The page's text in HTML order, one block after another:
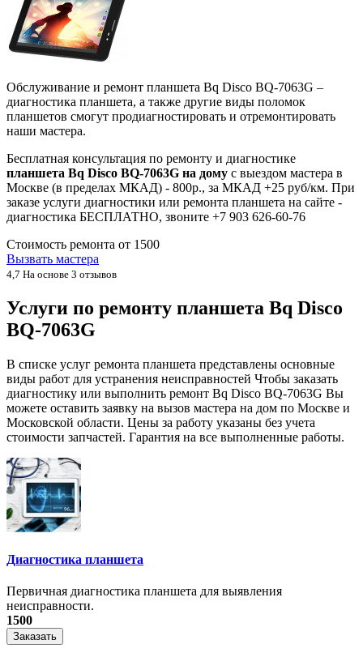
Обслуживание и ремонт планшета Bq Disco BQ-7063G –
диагностика планшета, а также другие виды поломок
планшетов смогут продиагностировать и отремонтировать
наши мастера.
Бесплатная консультация по ремонту и диагностике
планшета Bq Disco BQ-7063G на дому с выездом мастера в
Москве (в пределах МКАД) - 800р., за МКАД +25 руб/км. При
заказе услуги диагностики или ремонта планшета на сайте -
диагностика БЕСПЛАТНО, звоните +7 903 626-60-76
Стоимость ремонта от 1500
Вызвать мастера
4,7 На основе 3 отзывов
Услуги по ремонту планшета Bq Disco
BQ-7063G
В списке услуг ремонта планшета представлены основные
виды работ для устранения неисправностей Чтобы заказать
диагностику или выполнить ремонт Bq Disco BQ-7063G Вы
можете оставить заявку на вызов мастера на дом по Москве и
Московской области. Цены за работу указаны без учета
стоимости запчастей. Гарантия на все выполненные работы.
Диагностика планшета
Первичная диагностика планшета для выявления
неисправности.
1500
Заказать